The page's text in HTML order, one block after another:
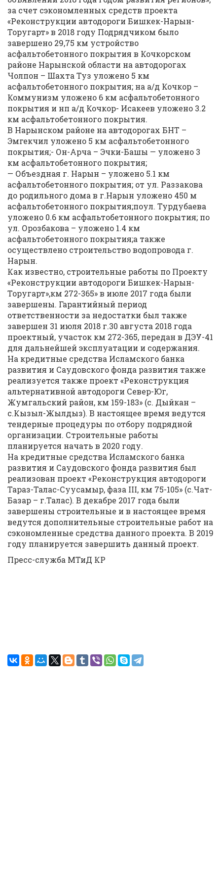
за счет сэкономленных средств проекта
«Реконструкции автодороги Бишкек-Нарын-
Торугарт» в 2018 году Подрядчиком было
завершено 29,75 км устройство
асфальтобетонного покрытия в Кочкорском
районе Нарынской области на автодорогах
Чолпон – Шахта Туз уложено 5 км
асфальтобетонного покрытия; на а/д Кочкор –
Коммунизм уложено 6 км асфальтобетонного
покрытия и нп а/д Кочкор- Исакеев уложено 3.2
км асфальтобетонного покрытия.
В Нарынском районе на автодорогах БНТ –
Эмгекчил уложено 5 км асфальтобетонного
покрытия;- Он-Арча – Эчки-Башы — уложено 3
км асфальтобетонного покрытия;
— Объездная г. Нарын – уложено 5.1 км
асфальтобетонного покрытия; от ул. Раззакова
до родильного дома в г.Нарын уложено 450 м
асфальтобетонного покрытия;поул. Турдубаева
уложено 0.6 км асфальтобетонного покрытия; по
ул. Орозбакова – уложено 1.4 км
асфальтобетонного покрытия;а также
осуществлено строительство водопровода г.
Нарын.
Как известно, строительные работы по Проекту
«Реконструкции автодороги Бишкек-Нарын-
Торугарт»,км 272-365» в июле 2017 года были
завершены. Гарантийный период
ответственности за недостатки был также
завершен 31 июля 2018 г.30 августа 2018 года
проектный, участок км 272-365, передан в ДЭУ-41
для дальнейшей эксплуатации и содержания.
На кредитные средства Исламского банка
развития и Саудовского фонда развития также
реализуется также проект «Реконструкция
альтернативной автодороги Север-Юг,
Жумгальский район, км 159-183» (с. Дыйкан –
с.Кызыл-Жылдыз). В настоящее время ведутся
тендерные процедуры по отбору подрядной
организации. Строительные работы
планируется начать в 2020 году.
На кредитные средства Исламского банка
развития и Саудовского фонда развития был
реализован проект «Реконструкция автодороги
Тараз-Талас-Суусамыр, фаза III, км 75-105» (с.Чат-
Базар – г.Талас). В декабре 2017 года были
завершены строительные и в настоящее время
ведутся дополнительные строительные работ на
сэкономленные средства данного проекта. В 2019
году планируется завершить данный проект.
Пресс-служба МТиД КР